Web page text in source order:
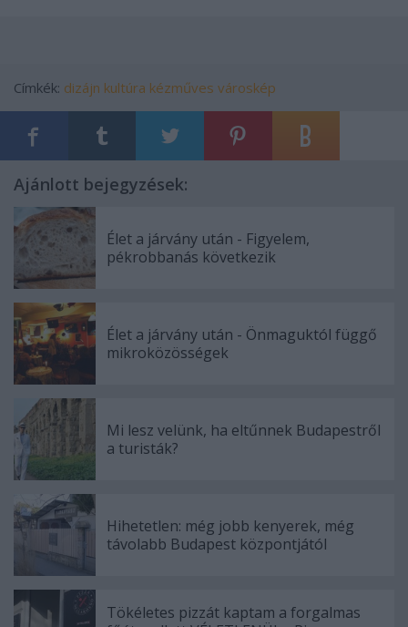
Címkék: dizájn kultúra kézműves városkép
Ajánlott bejegyzések:
Élet a járvány után - Figyelem,
pékrobbanás következik
Élet a járvány után - Önmaguktól függő
mikroközösségek
Mi lesz velünk, ha eltűnnek Budapestről
a turisták?
Hihetetlen: még jobb kenyerek, még
távolabb Budapest központjától
Tökéletes pizzát kaptam a forgalmas